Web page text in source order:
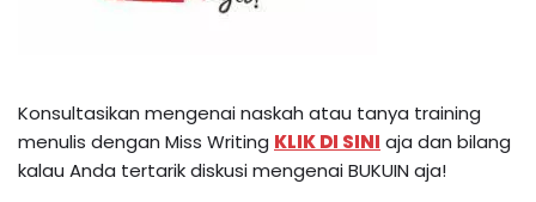
Konsultasikan mengenai naskah atau tanya training
menulis dengan Miss Writing KLIK DI SINI aja dan bilang
kalau Anda tertarik diskusi mengenai BUKUIN aja!